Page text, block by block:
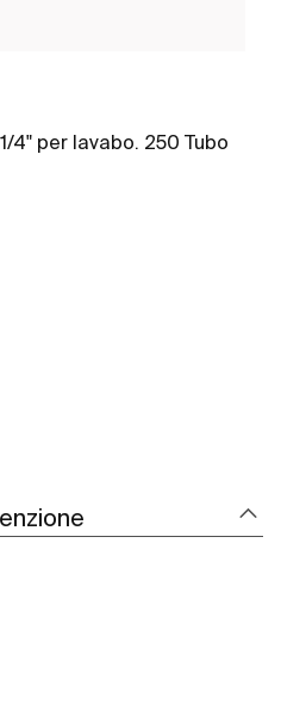
4" per lavabo. 250 Tubo